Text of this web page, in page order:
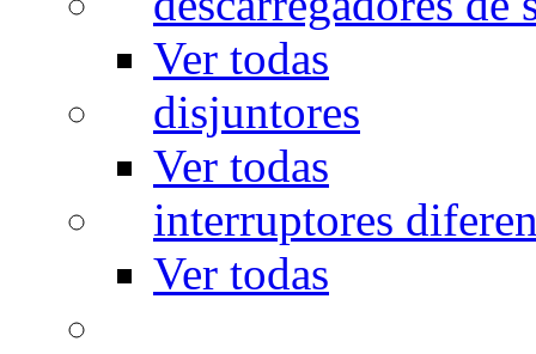
Ver todas
disjuntores
Ver todas
interruptores
Ver todas